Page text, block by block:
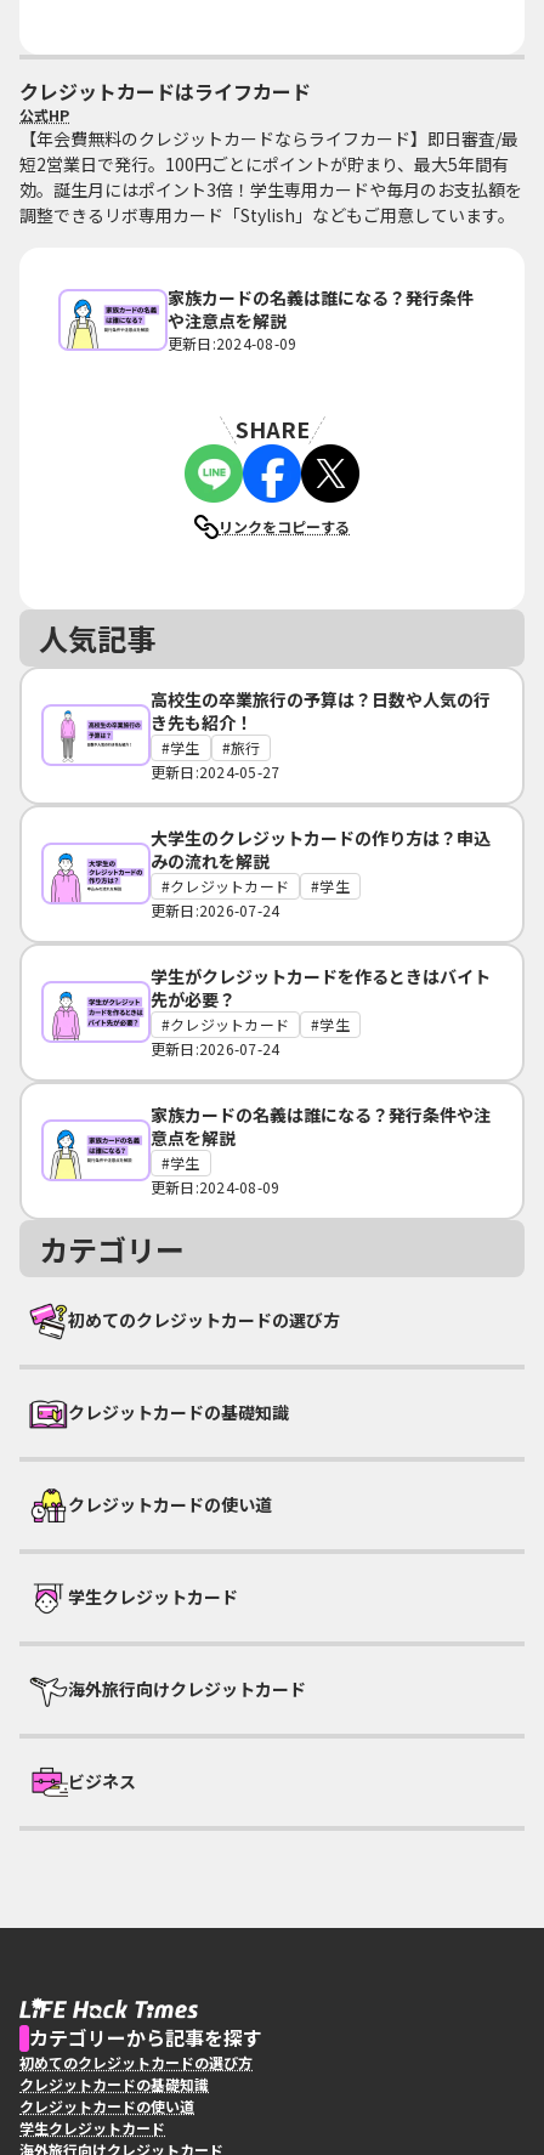
クレジットカードはライフカード
公式HP
【年会費無料のクレジットカードならライフカード】即日審査/最
短2営業日で発行。100円ごとにポイントが貯まり、最大5年間有
効。誕生月にはポイント3倍！学生専用カードや毎月のお支払額を
調整できるリボ専用カード「Stylish」などもご用意しています。
家族カードの名義は誰になる？発行条件
や注意点を解説
更新日:2024-08-09
SHARE
リンクをコピーする
人気記事
高校生の卒業旅行の予算は？日数や人気の行
き先も紹介！
学生
旅行
更新日:2024-05-27
大学生のクレジットカードの作り方は？申込
みの流れを解説
クレジットカード
学生
更新日:2026-07-24
学生がクレジットカードを作るときはバイト
先が必要？
クレジットカード
学生
更新日:2026-07-24
家族カードの名義は誰になる？発行条件や注
意点を解説
学生
更新日:2024-08-09
カテゴリー
初めてのクレジットカードの選び方
クレジットカードの基礎知識
クレジットカードの使い道
学生クレジットカード
海外旅行向けクレジットカード
ビジネス
カテゴリーから記事を探す
初めてのクレジットカードの選び方
クレジットカードの基礎知識
クレジットカードの使い道
学生クレジットカード
海外旅行向けクレジットカード